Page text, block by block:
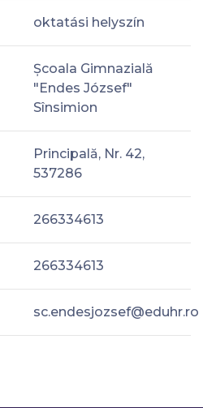
oktatási helyszín
Școala Gimnazială
"Endes József"
Sînsimion
Principală, Nr. 42,
537286
266334613
266334613
sc.endesjozsef@eduhr.ro